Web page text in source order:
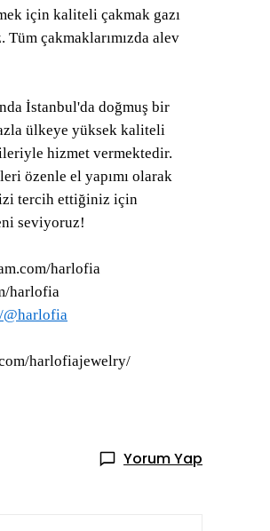
için kaliteli çakmak gazı
Tüm çakmaklarımızda alev
İstanbul'da doğmuş bir
ülkeye yüksek kaliteli
hizmet vermektedir.
özenle el yapımı olarak
tercih ettiğiniz için
seviyoruz!
harlofia
harlofia
harlofiajewelry/
Yorum Yap